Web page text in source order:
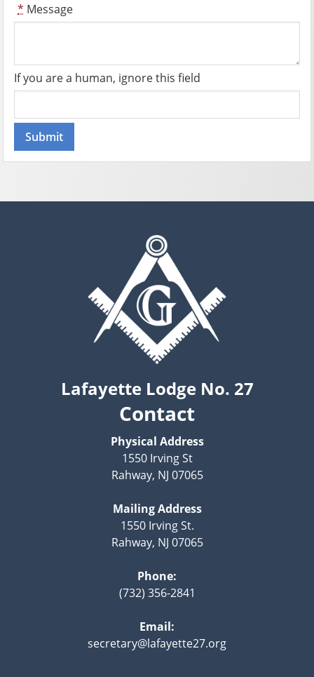
* Message
If you are a human, ignore this field
Lafayette Lodge No. 27
Contact
Physical Address
1550 Irving St
Rahway, NJ 07065
Mailing Address
1550 Irving St.
Rahway, NJ 07065
Phone:
(732) 356-2841
Email:
secretary@lafayette27.org